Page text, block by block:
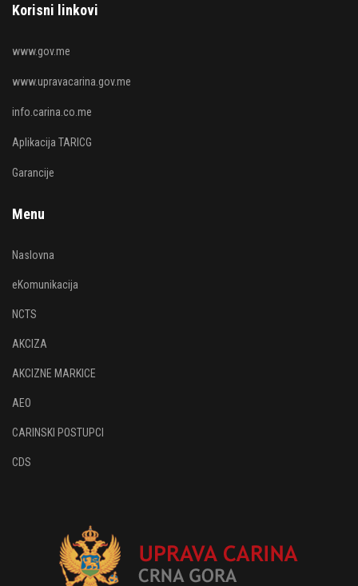
Korisni linkovi
www.gov.me
www.upravacarina.gov.me
info.carina.co.me
Aplikacija TARICG
Garancije
Menu
Naslovna
eKomunikacija
NCTS
AKCIZA
AKCIZNE MARKICE
AEO
CARINSKI POSTUPCI
CDS